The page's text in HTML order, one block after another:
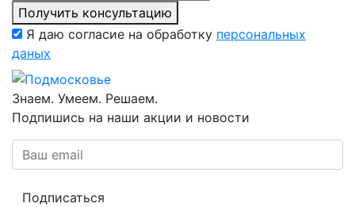
Получить консультацию
Я даю согласие на обработку персональных
даных
Знаем. Умеем. Решаем.
Подпишись на наши акции и новости
Подписаться